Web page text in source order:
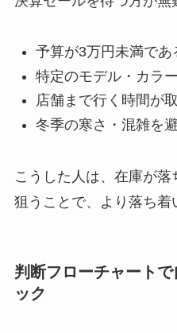
予算が3万円未満であ
特定のモデル・カラ
店舗まで行く時間が
冬季の寒さ・混雑を
こうした人は、在庫が落
狙うことで、より落ち着
判断フローチャート
ック